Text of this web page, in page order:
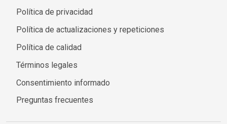
Política de privacidad
Política de actualizaciones y repeticiones
Política de calidad
Términos legales
Consentimiento informado
Preguntas frecuentes